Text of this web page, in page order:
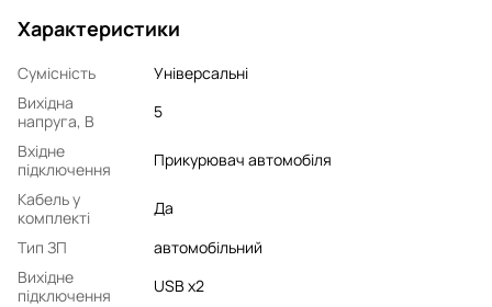
Характеристики
Сумісність
Універсальні
Вихідна
напруга, В
5
Вхідне
підключення
Прикурювач автомобіля
Кабель у
комплекті
Да
Тип ЗП
автомобільний
Вихідне
підключення
USB x2